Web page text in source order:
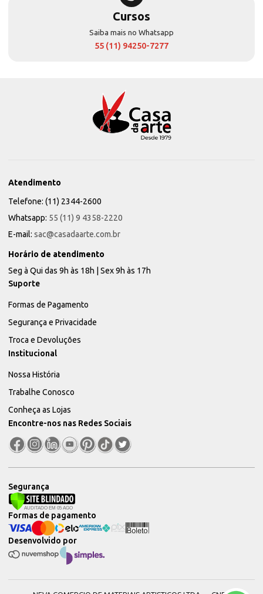
Cursos
Saiba mais no Whatsapp
55 (11) 94250-7277
Atendimento
Telefone: (11) 2344-2600
Whatsapp: 55 (11) 9 4358-2220
E-mail: sac@casadaarte.com.br
Horário de atendimento
Seg à Qui das 9h às 18h | Sex 9h às 17h
Suporte
Formas de Pagamento
Segurança e Privacidade
Troca e Devoluções
Institucional
Nossa História
Trabalhe Conosco
Conheça as Lojas
Encontre-nos nas Redes Sociais
Segurança
Desenvolvido por
Formas de pagamento